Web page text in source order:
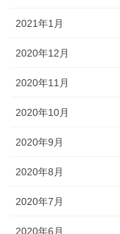
2021年1月
2020年12月
2020年11月
2020年10月
2020年9月
2020年8月
2020年7月
2020年6月